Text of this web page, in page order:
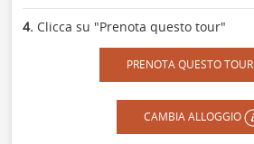
4. Clicca su "Prenota questo tour"
PRENOTA QUESTO TOUR
CAMBIA ALLOGGIO